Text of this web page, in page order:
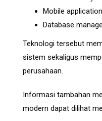
Mobile
Database
Teknologi tersebut
sistem sekaligus
perusahaan.
Informasi tambahan
modern dapat dilihat